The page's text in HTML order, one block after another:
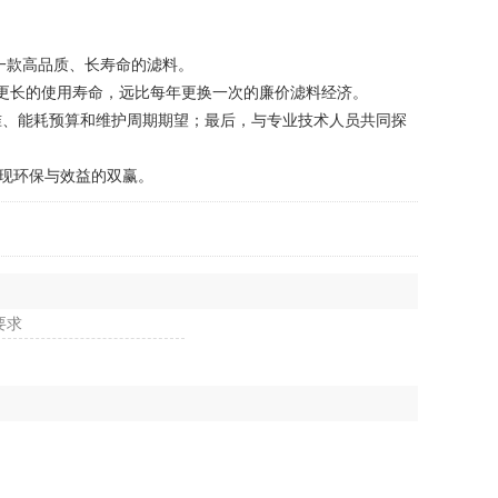
高品质、长寿命的滤料。
使用寿命，远比每年更换一次的廉价滤料经济。
耗预算和维护周期期望；最后，与专业技术人员共同探
保与效益的双赢。
求